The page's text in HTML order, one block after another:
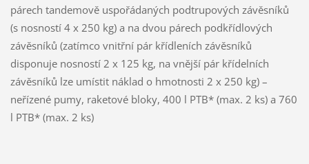
párech tandemově uspořádaných podtrupových závěsníků
(s nosností 4 x 250 kg) a na dvou párech podkřídlových
závěsníků (zatímco vnitřní pár křídleních závěsníků
disponuje nosností 2 x 125 kg, na vnější pár křídelních
závěsníků lze umístit náklad o hmotnosti 2 x 250 kg) –
neřízené pumy, raketové bloky, 400 l PTB* (max. 2 ks) a 760
l PTB* (max. 2 ks)